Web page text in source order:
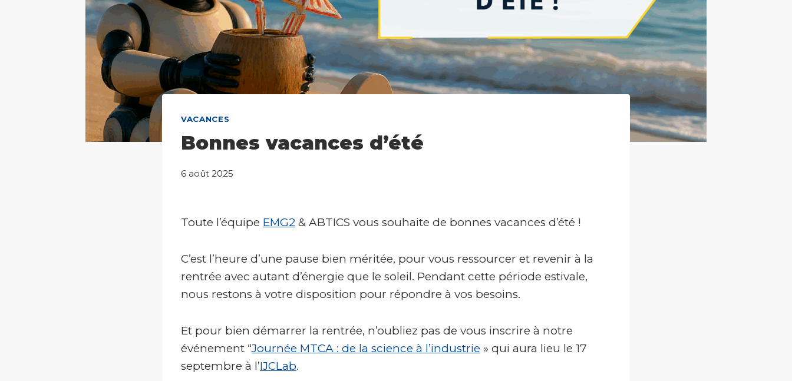
VACANCES
Bonnes vacances d’été
6 août 2025
Toute l’équipe EMG2 & ABTICS vous souhaite de bonnes vacances d’été !
C’est l’heure d’une pause bien méritée, pour vous ressourcer et revenir à la
rentrée avec autant d’énergie que le soleil. Pendant cette période estivale,
nous restons à votre disposition pour répondre à vos besoins.
Et pour bien démarrer la rentrée, n’oubliez pas de vous inscrire à notre
événement “Journée MTCA : de la science à l’industrie » qui aura lieu le 17
septembre à l’IJCLab.